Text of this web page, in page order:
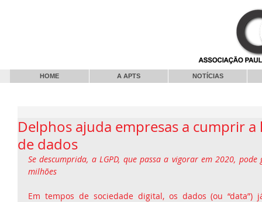
HOME A APTS NOTÍCIAS
Delphos ajuda empresas a cumprir
de dados
Se descumprida, a LGPD, que passa a vigorar em 2020,
milhões
Em tempos de sociedade digital, os dados (ou